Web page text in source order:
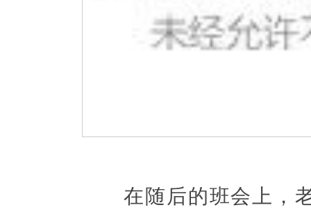
在随后的班会上，老